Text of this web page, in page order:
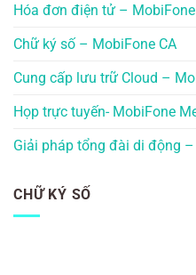
Hóa đơn điện tử –
Chữ ký số – MobiFone CA
Cung cấp lưu trữ Cloud –
Họp trực tuyến- MobiFone
Giải pháp tổng đài di động
CHỮ KÝ SỐ